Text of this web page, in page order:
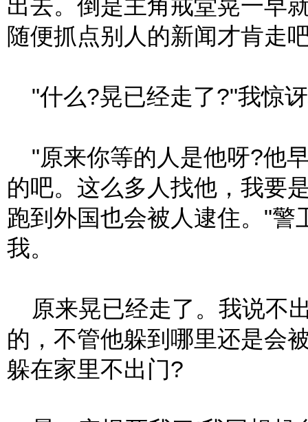
出去。倒是主角戒堂晃一早
随便抓点别人的新闻才肯走
"什么?晃已经走了?"我惊
"原来你等的人是他呀?他
的吧。这么多人找他，我要
跑到外国也会被人逮住。"
我。
原来晃已经走了。我说不
的，不管他躲到哪里还是会
躲在家里不出门?